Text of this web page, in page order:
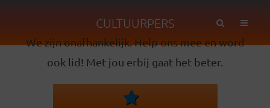
CULTUURPERS
We zijn onafhankelijk. Help ons mee en word
ook lid! Met jou erbij gaat het beter.